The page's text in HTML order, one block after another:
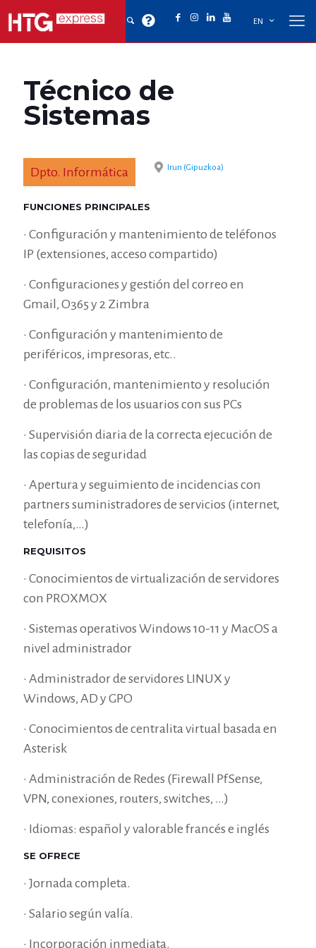
EN
Técnico de
Sistemas
Dpto. Informática Irun (Gipuzkoa)
FUNCIONES PRINCIPALES
• Configuración y mantenimiento de teléfonos
IP (extensiones, acceso compartido)
• Configuraciones y gestión del correo en
Gmail, O365 y 2 Zimbra
• Configuración y mantenimiento de
periféricos, impresoras, etc..
• Configuración, mantenimiento y resolución
de problemas de los usuarios con sus PCs
• Supervisión diaria de la correcta ejecución de
las copias de seguridad
• Apertura y seguimiento de incidencias con
partners suministradores de servicios (internet,
telefonía,…)
REQUISITOS
• Conocimientos de virtualización de servidores
con PROXMOX
• Sistemas operativos Windows 10-11 y MacOS a
nivel administrador
• Administrador de servidores LINUX y
Windows, AD y GPO
• Conocimientos de centralita virtual basada en
Asterisk
• Administración de Redes (Firewall PfSense,
VPN, conexiones, routers, switches, …)
• Idiomas: español y valorable francés e inglés
SE OFRECE
• Jornada completa.
• Salario según valía.
• Incorporación inmediata.